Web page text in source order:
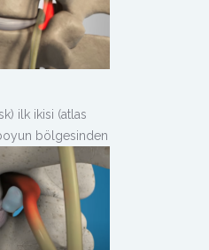
ilk ikisi (atlas
bölgesinden